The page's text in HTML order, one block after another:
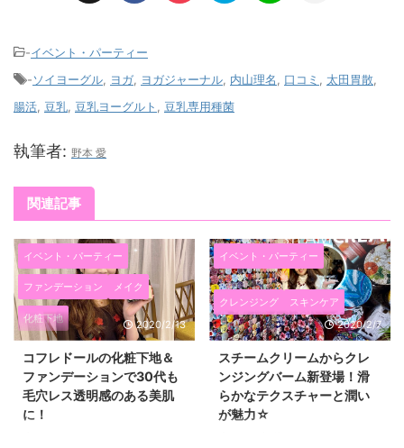
-イベント・パーティー
-ソイヨーグル, ヨガ, ヨガジャーナル, 内山理名, 口コミ , 太田胃散,
腸活, 豆乳, 豆乳ヨーグルト , 豆乳専用種菌
執筆者: 野本 愛
関連記事
イベント・パーティー
ファンデーション メイク
化粧下地
2020/2/13
コフレドールの化粧下地＆
ファンデーションで30代も
毛穴レス透明感のある美肌
に！
イベント・パーティー
クレンジング
スキンケア
2020/2/7
スチームクリームからクレ
ンジングバーム新登場！滑
らかなテクスチャーと潤い
が魅力☆